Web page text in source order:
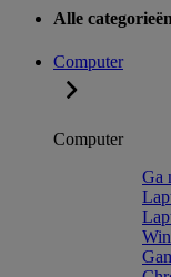
Alle categorieën
Computer
Computer
Ga